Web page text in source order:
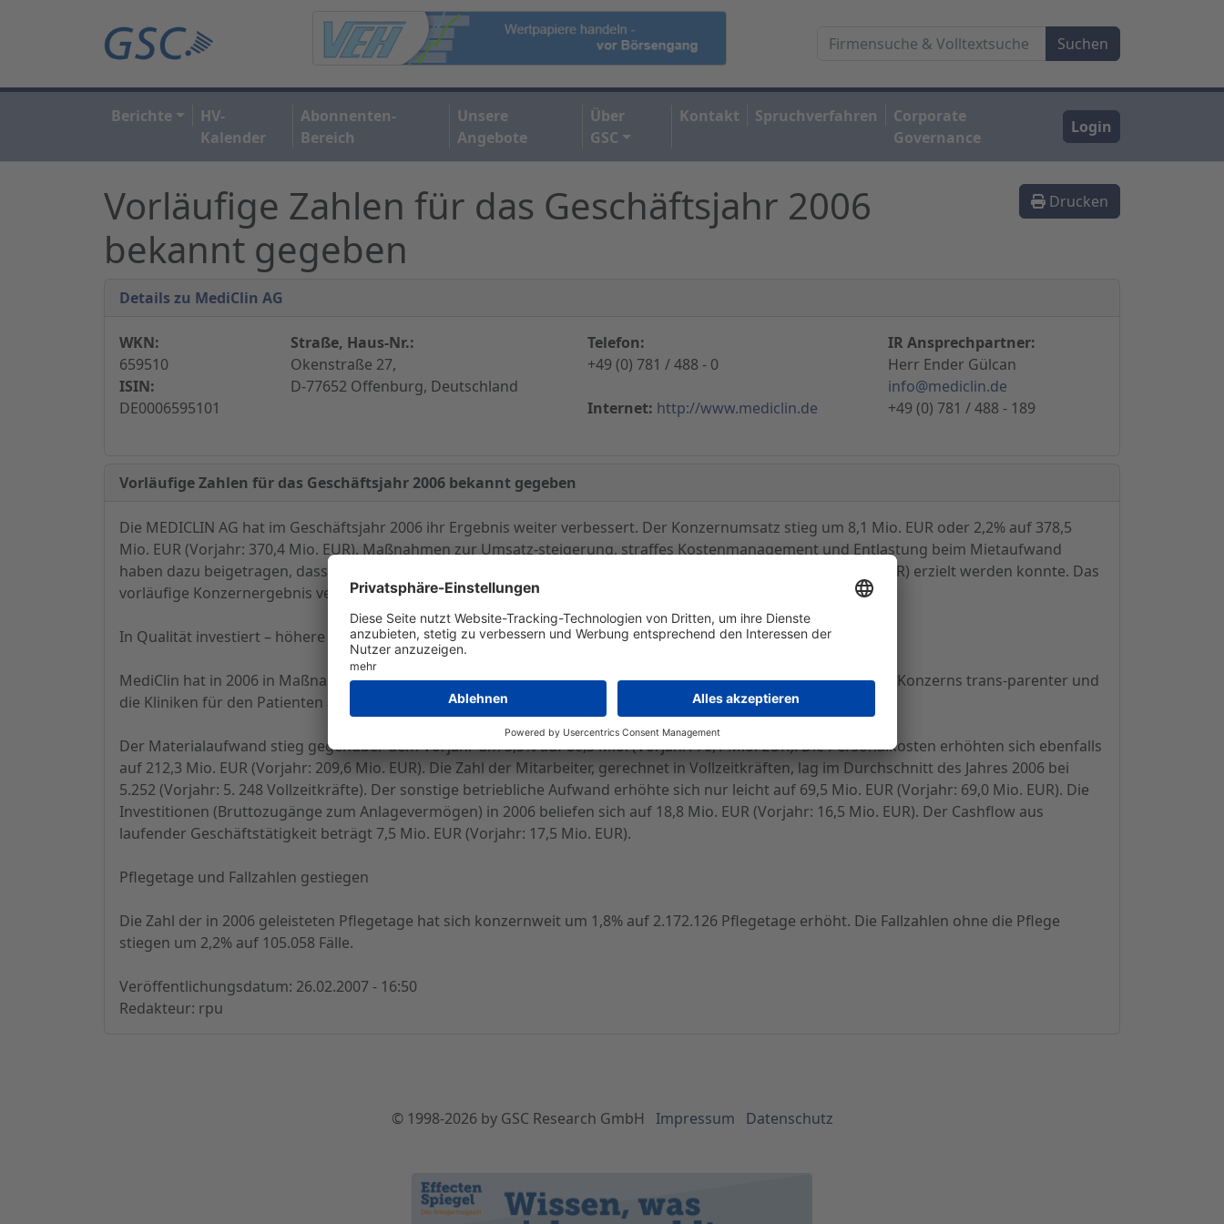
Berichte
HV-
Kalender
Abonnenten-
Bereich
Unsere
Angebote
Über
GSC
Kontakt Spruchverfahren
Corporate
Governance
Login
Drucken
Vorläufige Zahlen für das Geschäftsjahr 2006
bekannt gegeben
Details zu MediClin AG
WKN:
659510
ISIN:
DE0006595101
Straße, Haus-Nr.:
Okenstraße 27,
D-77652 Offenburg, Deutschland
Telefon:
+49 (0) 781 / 488 - 0
Internet: http://www.mediclin.de
IR Ansprechpartner:
Herr Ender Gülcan
info@mediclin.de
+49 (0) 781 / 488 - 189
Vorläufige Zahlen für das Geschäftsjahr 2006 bekannt gegeben
Die MEDICLIN AG hat im Geschäftsjahr 2006 ihr Ergebnis weiter verbessert. Der Konzernumsatz stieg um 8,1 Mio. EUR oder 2,2% auf 378,5
Mio. EUR (Vorjahr: 370,4 Mio. EUR). Maßnahmen zur Umsatz-steigerung, straffes Kostenmanagement und Entlastung beim Mietaufwand
haben dazu beigetragen, dass ein vorläufiges Betriebs-ergebnis in Höhe von 16,7 Mio. EUR (Vorjahr: 16,1 Mio. EUR) erzielt werden konnte. Das
vorläufige Konzernergebnis verbesserte sich auf 9,5 Mio. EUR nach 7,7 Mio. EUR in 2005.
In Qualität investiert – höhere Kosten
MediClin hat in 2006 in Maßnahmen investiert, die den Umsatz steigern, das medizinische Leistungsangebot des Konzerns trans-parenter und
die Kliniken für den Patienten attraktiver machen.
Der Materialaufwand stieg gegenüber dem Vorjahr um 5,5% auf 80,3 Mio. (Vorjahr: 76,1 Mio. EUR). Die Personalkosten erhöhten sich ebenfalls
auf 212,3 Mio. EUR (Vorjahr: 209,6 Mio. EUR). Die Zahl der Mitarbeiter, gerechnet in Vollzeitkräften, lag im Durchschnitt des Jahres 2006 bei
5.252 (Vorjahr: 5. 248 Vollzeitkräfte). Der sonstige betriebliche Aufwand erhöhte sich nur leicht auf 69,5 Mio. EUR (Vorjahr: 69,0 Mio. EUR). Die
Investitionen (Bruttozugänge zum Anlagevermögen) in 2006 beliefen sich auf 18,8 Mio. EUR (Vorjahr: 16,5 Mio. EUR). Der Cashflow aus
laufender Geschäftstätigkeit beträgt 7,5 Mio. EUR (Vorjahr: 17,5 Mio. EUR).
Pflegetage und Fallzahlen gestiegen
Die Zahl der in 2006 geleisteten Pflegetage hat sich konzernweit um 1,8% auf 2.172.126 Pflegetage erhöht. Die Fallzahlen ohne die Pflege
stiegen um 2,2% auf 105.058 Fälle.
Veröffentlichungsdatum: 26.02.2007 - 16:50
Redakteur: rpu
© 1998-2026by GSC Research GmbH Impressum Datenschutz